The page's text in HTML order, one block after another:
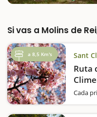
Si vas a Molins de
a 8,5 Km's Sant
Ruta
Cada